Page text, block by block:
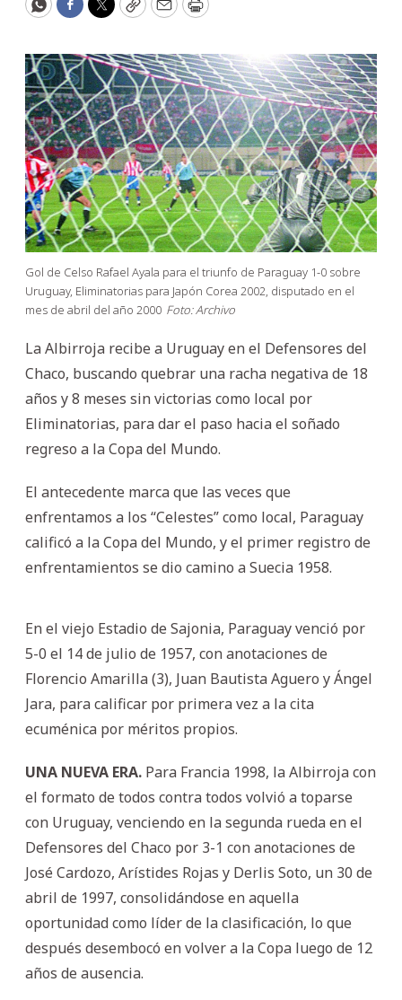
WhatsApp
Facebook
Twitter
CopyEmailPrint
Gol de Celso Rafael Ayala para el triunfo de Paraguay 1-0 sobre
Uruguay, Eliminatorias para Japón Corea 2002, disputado en el
mes de abril del año 2000 Foto: Archivo
La Albirroja recibe a Uruguay en el Defensores del
Chaco, buscando quebrar una racha negativa de 18
años y 8 meses sin victorias como local por
Eliminatorias, para dar el paso hacia el soñado
regreso a la Copa del Mundo.
El antecedente marca que las veces que
enfrentamos a los “Celestes” como local, Paraguay
calificó a la Copa del Mundo, y el primer registro de
enfrentamientos se dio camino a Suecia 1958.
En el viejo Estadio de Sajonia, Paraguay venció por
5-0 el 14 de julio de 1957, con anotaciones de
Florencio Amarilla (3), Juan Bautista Aguero y Ángel
Jara, para calificar por primera vez a la cita
ecuménica por méritos propios.
UNA NUEVA ERA. Para Francia 1998, la Albirroja con
el formato de todos contra todos volvió a toparse
con Uruguay, venciendo en la segunda rueda en el
Defensores del Chaco por 3-1 con anotaciones de
José Cardozo, Arístides Rojas y Derlis Soto, un 30 de
abril de 1997, consolidándose en aquella
oportunidad como líder de la clasificación, lo que
después desembocó en volver a la Copa luego de 12
años de ausencia.